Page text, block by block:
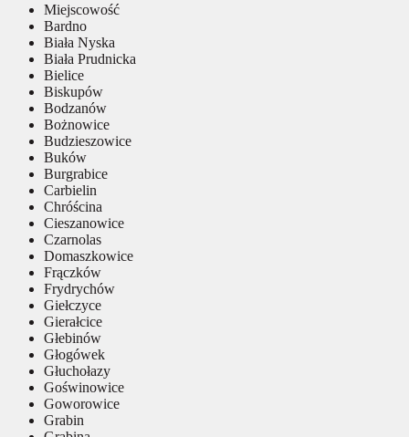
Miejscowość
Bardno
Biała Nyska
Biała Prudnicka
Bielice
Biskupów
Bodzanów
Bożnowice
Budzieszowice
Buków
Burgrabice
Carbielin
Chróścina
Cieszanowice
Czarnolas
Domaszkowice
Frączków
Frydrychów
Giełczyce
Gierałcice
Głebinów
Głogówek
Głuchołazy
Goświnowice
Goworowice
Grabin